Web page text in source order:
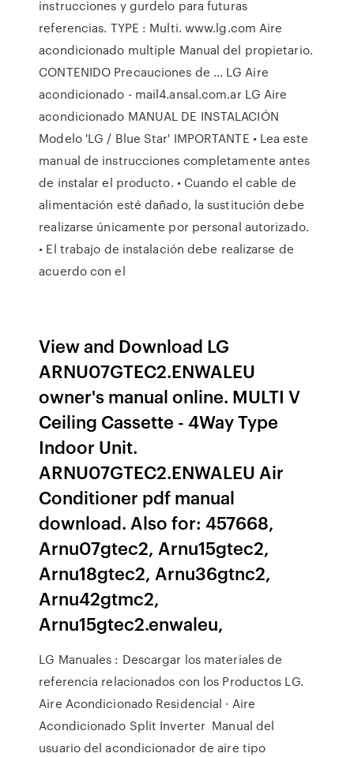
instrucciones y gurdelo para futuras
referencias. TYPE : Multi. www.lg.com Aire
acondicionado multiple Manual del propietario.
CONTENIDO Precauciones de … LG Aire
acondicionado - mail4.ansal.com.ar LG Aire
acondicionado MANUAL DE INSTALACIÓN
Modelo 'LG / Blue Star' IMPORTANTE • Lea este
manual de instrucciones completamente antes
de instalar el producto. • Cuando el cable de
alimentación esté dañado, la sustitución debe
realizarse únicamente por personal autorizado.
• El trabajo de instalación debe realizarse de
acuerdo con el
View and Download LG
ARNU07GTEC2.ENWALEU
owner's manual online. MULTI V
Ceiling Cassette - 4Way Type
Indoor Unit.
ARNU07GTEC2.ENWALEU Air
Conditioner pdf manual
download. Also for: 457668,
Arnu07gtec2, Arnu15gtec2,
Arnu18gtec2, Arnu36gtnc2,
Arnu42gtmc2,
Arnu15gtec2.enwaleu,
LG Manuales : Descargar los materiales de
referencia relacionados con los Productos LG.
Aire Acondicionado Residencial · Aire
Acondicionado Split Inverter Manual del
usuario del acondicionador de aire tipo